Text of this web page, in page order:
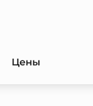
Цены